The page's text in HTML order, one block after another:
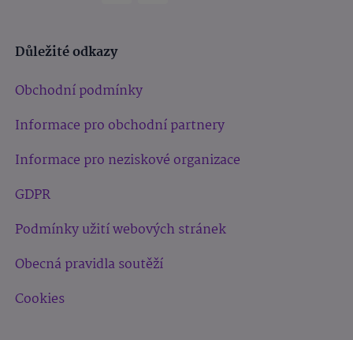
Důležité odkazy
Obchodní podmínky
Informace pro obchodní partnery
Informace pro neziskové organizace
GDPR
Podmínky užití webových stránek
Obecná pravidla soutěží
Cookies